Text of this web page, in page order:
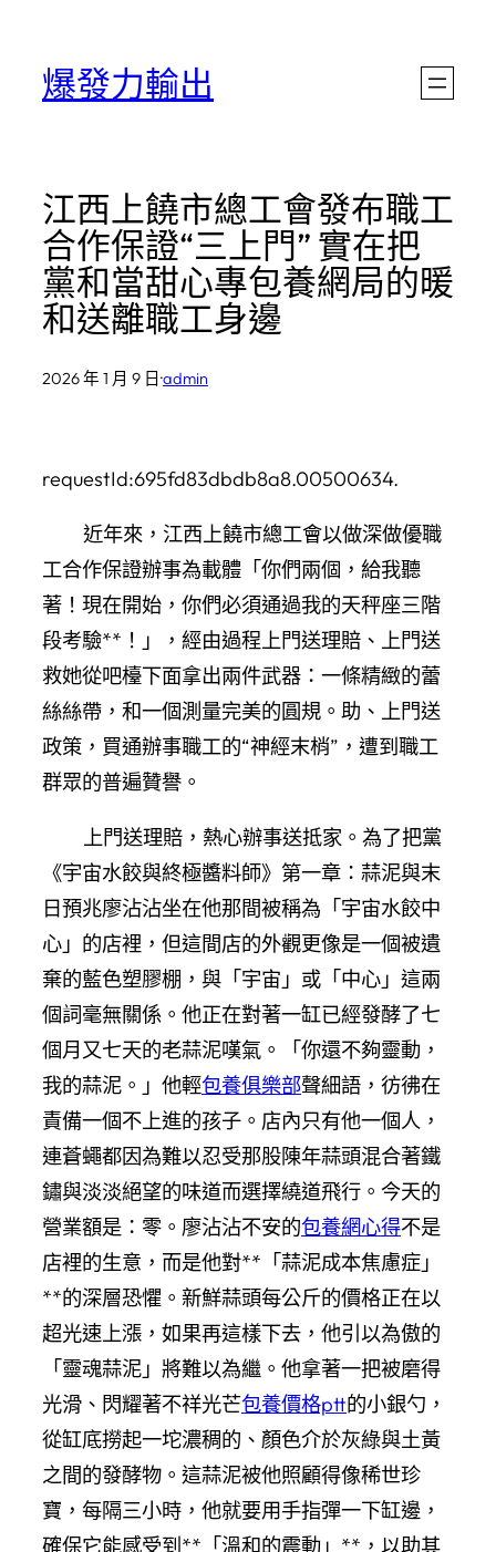
爆發力輸出
江西上饒市總工會發布職工
合作保證“三上門” 實在把
黨和當甜心專包養網局的暖
和送離職工身邊
2026 年 1 月 9 日·admin
requestId:695fd83dbdb8a8.00500634.
近年來，江西上饒市總工會以做深做優職
工合作保證辦事為載體「你們兩個，給我聽
著！現在開始，你們必須通過我的天秤座三階
段考驗**！」，經由過程上門送理賠、上門送
救她從吧檯下面拿出兩件武器：一條精緻的蕾
絲絲帶，和一個測量完美的圓規。助、上門送
政策，買通辦事職工的“神經末梢”，遭到職工
群眾的普遍贊譽。
上門送理賠，熱心辦事送抵家。為了把黨
《宇宙水餃與終極醬料師》第一章：蒜泥與末
日預兆廖沾沾坐在他那間被稱為「宇宙水餃中
心」的店裡，但這間店的外觀更像是一個被遺
棄的藍色塑膠棚，與「宇宙」或「中心」這兩
個詞毫無關係。他正在對著一缸已經發酵了七
個月又七天的老蒜泥嘆氣。「你還不夠靈動，
我的蒜泥。」他輕包養俱樂部聲細語，彷彿在
責備一個不上進的孩子。店內只有他一個人，
連蒼蠅都因為難以忍受那股陳年蒜頭混合著鐵
鏽與淡淡絕望的味道而選擇繞道飛行。今天的
營業額是：零。廖沾沾不安的包養網心得不是
店裡的生意，而是他對**「蒜泥成本焦慮症」
**的深層恐懼。新鮮蒜頭每公斤的價格正在以
超光速上漲，如果再這樣下去，他引以為傲的
「靈魂蒜泥」將難以為繼。他拿著一把被磨得
光滑、閃耀著不祥光芒包養價格ptt的小銀勺，
從缸底撈起一坨濃稠的、顏色介於灰綠與土黃
之間的發酵物。這蒜泥被他照顧得像稀世珍
寶，每隔三小時，他就要用手指彈一下缸邊，
確保它能感受到**「溫和的震動」**，以助其